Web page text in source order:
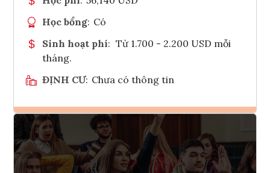
Học bổng: Có
Sinh hoạt phí: Từ 1.700 - 2.200 USD mỗi
tháng.
ĐỊNH CƯ: Chưa có thông tin
Ghi danh
Tham vấn Interlink